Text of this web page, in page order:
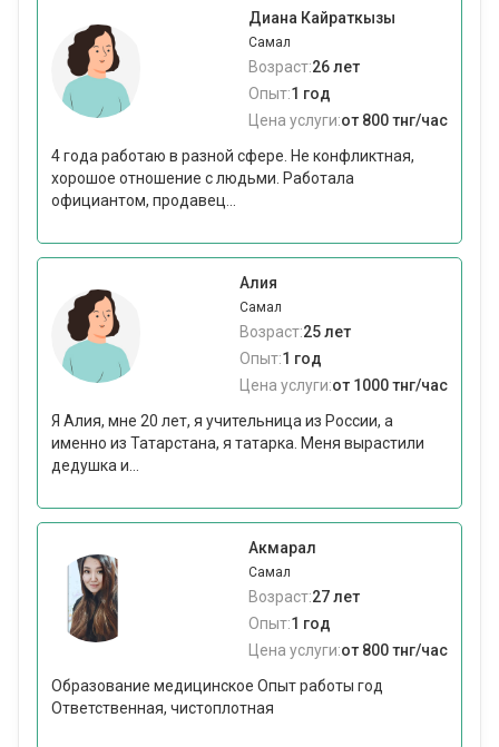
Диана Кайраткызы
Самал
Возраст:26 лет
Опыт:1 год
Цена услуги:от 800 тнг/час
4 года работаю в разной сфере. Не конфликтная,
хорошое отношение с людьми. Работала
официантом, продавец...
Алия
Самал
Возраст:25 лет
Опыт:1 год
Цена услуги:от 1000 тнг/час
Я Алия, мне 20 лет, я учительница из России, а
именно из Татарстана, я татарка. Меня вырастили
дедушка и...
Акмарал
Самал
Возраст:27 лет
Опыт:1 год
Цена услуги:от 800 тнг/час
Образование медицинское Опыт работы год
Ответственная, чистоплотная